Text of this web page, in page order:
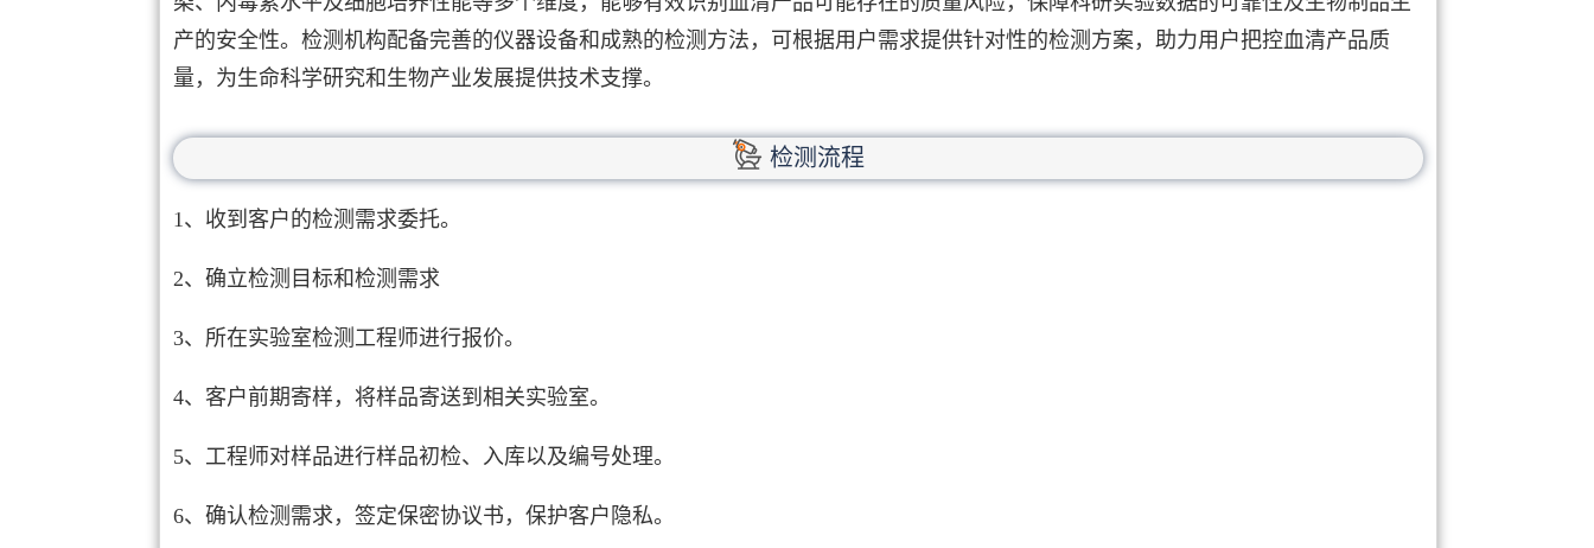
产的安全性。检测机构配备完善的仪器设备和成熟的检测方法，可根据用户需求提供针对性的检测方案，助力用户把控血清产品质
量，为生命科学研究和生物产业发展提供技术支撑。
检测流程
1、收到客户的检测需求委托。
2、确立检测目标和检测需求
3、所在实验室检测工程师进行报价。
4、客户前期寄样，将样品寄送到相关实验室。
5、工程师对样品进行样品初检、入库以及编号处理。
6、确认检测需求，签定保密协议书，保护客户隐私。